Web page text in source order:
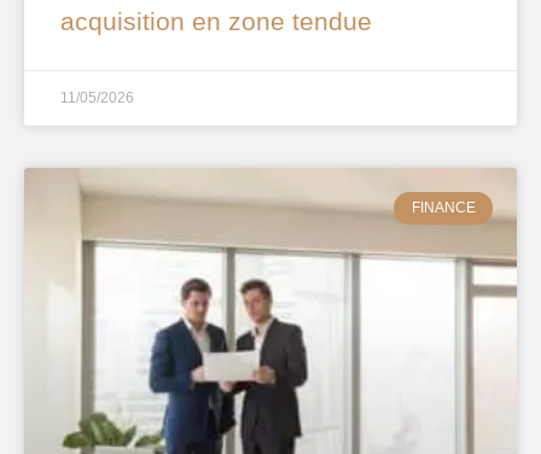
acquisition en zone tendue
11/05/2026
FINANCE